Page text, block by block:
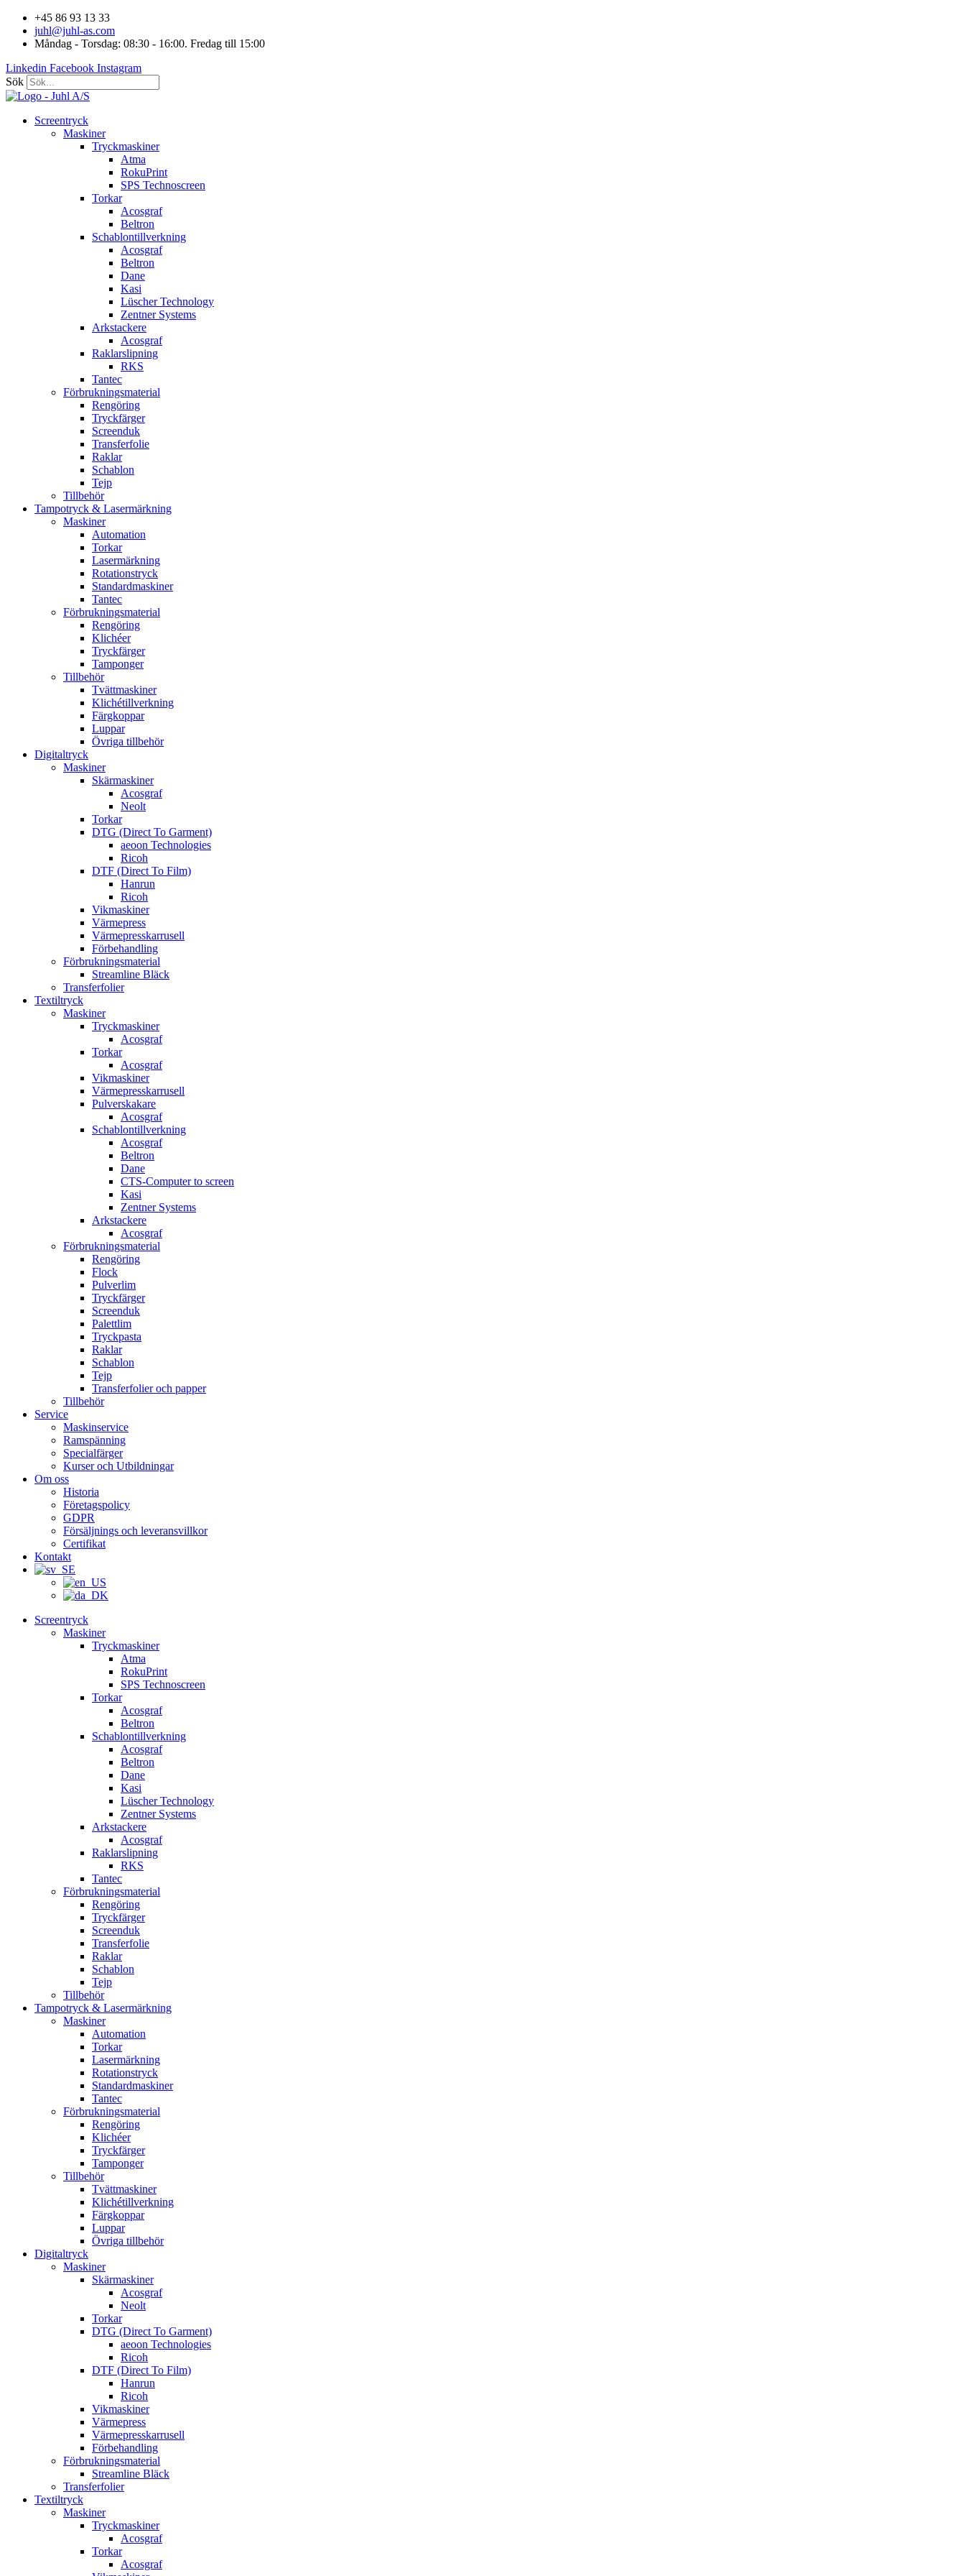
Hoppa
innehåll
+45 86 93 13 33
juhl@juhl-as.com
Måndag - Torsdag: 08:30 - 16:00. Fredag till 15:00
Linkedin Facebook Instagram
Sök
Screentryck
Maskiner
Tryckmaskiner
Atma
RokuPrint
SPS Technoscreen
Torkar
Acosgraf
Beltron
Schablontillverkning
Acosgraf
Beltron
Dane
Kasi
Lüscher Technology
Zentner Systems
Arkstackere
Acosgraf
Raklarslipning
RKS
Tantec
Förbrukningsmaterial
Rengöring
Tryckfärger
Screenduk
Transferfolie
Raklar
Schablon
Tejp
Tillbehör
Tampotryck & Lasermärkning
Maskiner
Automation
Torkar
Lasermärkning
Rotationstryck
Standardmaskiner
Tantec
Förbrukningsmaterial
Rengöring
Klichéer
Tryckfärger
Tamponger
Tillbehör
Tvättmaskiner
Klichétillverkning
Färgkoppar
Luppar
Övriga tillbehör
Digitaltryck
Maskiner
Skärmaskiner
Acosgraf
Neolt
Torkar
DTG (Direct To Garment)
aeoon Technologies
Ricoh
DTF (Direct To Film)
Hanrun
Ricoh
Vikmaskiner
Värmepress
Värmepresskarrusell
Förbehandling
Förbrukningsmaterial
Streamline Bläck
Transferfolier
Textiltryck
Maskiner
Tryckmaskiner
Acosgraf
Torkar
Acosgraf
Vikmaskiner
Värmepresskarrusell
Pulverskakare
Acosgraf
Schablontillverkning
Acosgraf
Beltron
Dane
CTS-Computer to screen
Kasi
Zentner Systems
Arkstackere
Acosgraf
Förbrukningsmaterial
Rengöring
Flock
Pulverlim
Tryckfärger
Screenduk
Palettlim
Tryckpasta
Raklar
Schablon
Tejp
Transferfolier och papper
Tillbehör
Service
Maskinservice
Ramspänning
Specialfärger
Kurser och Utbildningar
Om oss
Historia
Företagspolicy
GDPR
Försäljnings och leveransvillkor
Certifikat
Kontakt
Screentryck
Maskiner
Tryckmaskiner
Atma
RokuPrint
SPS Technoscreen
Torkar
Acosgraf
Beltron
Schablontillverkning
Acosgraf
Beltron
Dane
Kasi
Lüscher Technology
Zentner Systems
Arkstackere
Acosgraf
Raklarslipning
RKS
Tantec
Förbrukningsmaterial
Rengöring
Tryckfärger
Screenduk
Transferfolie
Raklar
Schablon
Tejp
Tillbehör
Tampotryck & Lasermärkning
Maskiner
Automation
Torkar
Lasermärkning
Rotationstryck
Standardmaskiner
Tantec
Förbrukningsmaterial
Rengöring
Klichéer
Tryckfärger
Tamponger
Tillbehör
Tvättmaskiner
Klichétillverkning
Färgkoppar
Luppar
Övriga tillbehör
Digitaltryck
Maskiner
Skärmaskiner
Acosgraf
Neolt
Torkar
DTG (Direct To Garment)
aeoon Technologies
Ricoh
DTF (Direct To Film)
Hanrun
Ricoh
Vikmaskiner
Värmepress
Värmepresskarrusell
Förbehandling
Förbrukningsmaterial
Streamline Bläck
Transferfolier
Textiltryck
Maskiner
Tryckmaskiner
Acosgraf
Torkar
Acosgraf